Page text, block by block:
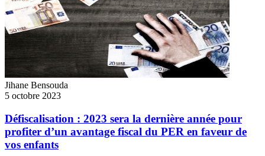
Jihane Bensouda
5 octobre 2023
Défiscalisation : 2023 sera la dernière année pour
profiter d’un avantage fiscal du PER en faveur de
vos enfants